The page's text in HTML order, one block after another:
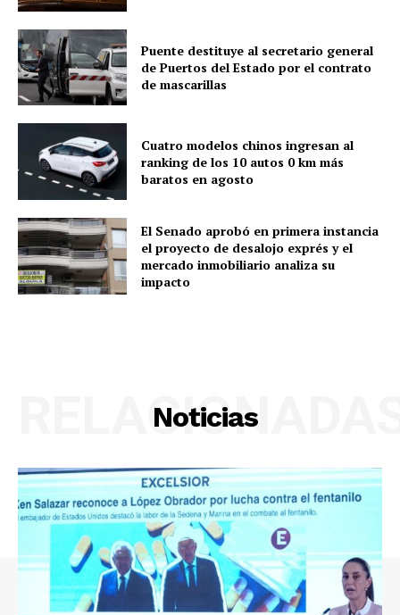
Puente destituye al secretario general
de Puertos del Estado por el contrato
de mascarillas
Cuatro modelos chinos ingresan al
ranking de los 10 autos 0 km más
baratos en agosto
El Senado aprobó en primera instancia
el proyecto de desalojo exprés y el
mercado inmobiliario analiza su
impacto
Noticias